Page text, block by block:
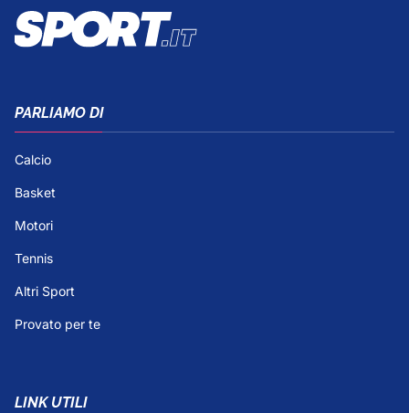
PARLIAMO DI
Calcio
Basket
Motori
Tennis
Altri Sport
Provato per te
LINK UTILI